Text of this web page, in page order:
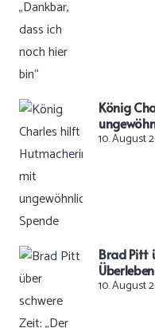
König
10. August
Brad Pitt
10. August